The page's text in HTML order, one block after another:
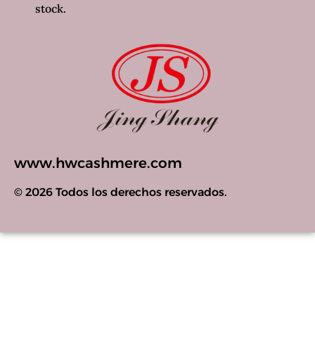
www.hwcashmere.com
© 2026 Todos los derechos reservados.
stock.